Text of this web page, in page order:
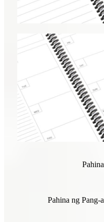
Pahina ng Pang-